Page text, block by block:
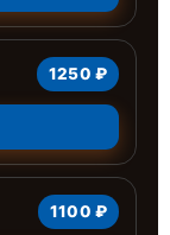
1250 ₽
1100 ₽